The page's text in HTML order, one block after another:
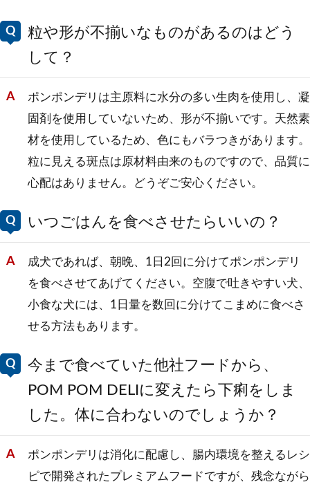
粒や形が不揃いなものがあるのはどう
して？
ポンポンデリは主原料に水分の多い生肉を使用し、凝
固剤を使用していないため、形が不揃いです。天然素
材を使用しているため、色にもバラつきがあります。
粒に見える斑点は原材料由来のものですので、品質に
心配はありません。どうぞご安心ください。
いつごはんを食べさせたらいいの？
成犬であれば、朝晩、1日2回に分けてポンポンデリ
を食べさせてあげてください。空腹で吐きやすい犬、
小食な犬には、1日量を数回に分けてこまめに食べさ
せる方法もあります。
今まで食べていた他社フードから、
POM POM DELIに変えたら下痢をしま
した。体に合わないのでしょうか？
ポンポンデリは消化に配慮し、腸内環境を整えるレシ
ピで開発されたプレミアムフードですが、残念ながら